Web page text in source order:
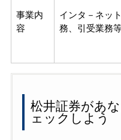
事業内
容
インタ－ネッ
務、引受業務
松井証券があ
ェックしよう